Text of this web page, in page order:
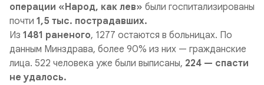
операции «Народ, как лев» были госпитализированы
почти 1,5 тыс. пострадавших.
Из 1481 раненого, 1277 остаются в больницах. По
данным Минздрава, более 90% из них — гражданские
лица. 522 человека уже были выписаны, 224 — спасти
не удалось.